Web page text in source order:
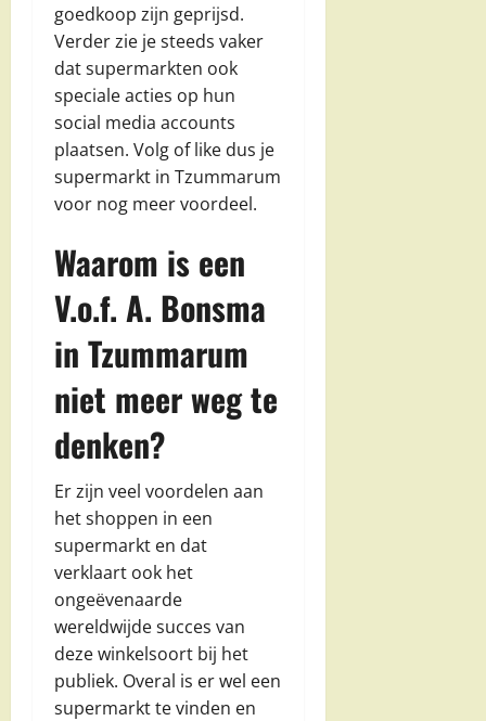
goedkoop zijn geprijsd.
Verder zie je steeds vaker
dat supermarkten ook
speciale acties op hun
social media accounts
plaatsen. Volg of like dus je
supermarkt in Tzummarum
voor nog meer voordeel.
Waarom is een
V.o.f. A. Bonsma
in Tzummarum
niet meer weg te
denken?
Er zijn veel voordelen aan
het shoppen in een
supermarkt en dat
verklaart ook het
ongeëvenaarde
wereldwijde succes van
deze winkelsoort bij het
publiek. Overal is er wel een
supermarkt te vinden en